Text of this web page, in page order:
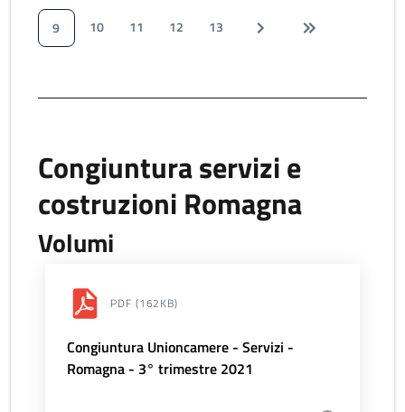
9
10 11 12 13
Congiuntura servizi e
costruzioni Romagna
Volumi
PDF (162KB)
Congiuntura Unioncamere - Servizi -
Romagna - 3° trimestre 2021